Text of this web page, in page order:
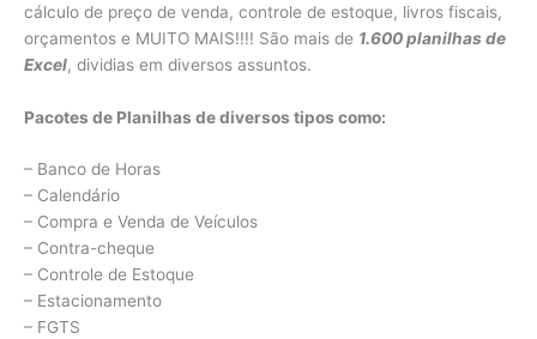
cálculo de preço de venda, controle de estoque, livros fiscais,
orçamentos e MUITO MAIS!!!! São mais de 1.600 planilhas de
Excel, dividias em diversos assuntos.
Pacotes de Planilhas de diversos tipos como:
– Banco de Horas
– Calendário
– Compra e Venda de Veículos
– Contra-cheque
– Controle de Estoque
– Estacionamento
– FGTS